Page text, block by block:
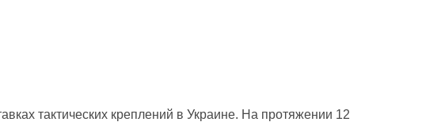
тактических креплений в Украине. На протяжении 12